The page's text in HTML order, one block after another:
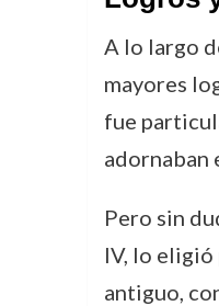
A lo largo
mayores
fue
adornaban
Pero sin
IV, lo
antiguo,